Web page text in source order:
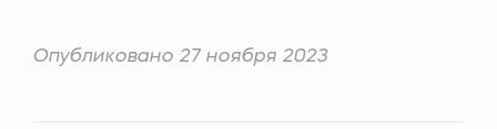
Опубликовано 27 ноября 2023